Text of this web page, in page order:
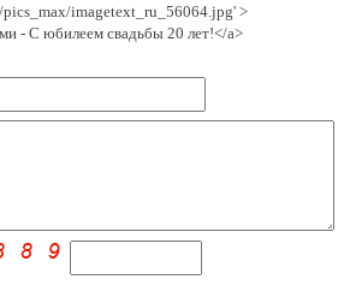
imagetext_ru_56064.jpg' >
- С юбилеем свадьбы 20 лет!</a>